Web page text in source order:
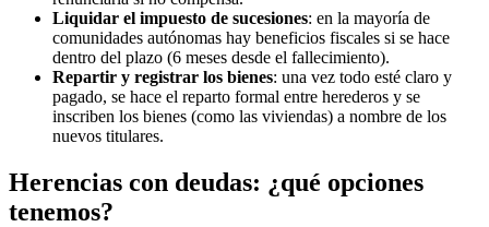
Liquidar el impuesto de sucesiones: en la mayoría de
comunidades autónomas hay beneficios fiscales si se hace
dentro del plazo (6 meses desde el fallecimiento).
Repartir y registrar los bienes: una vez todo esté claro y
pagado, se hace el reparto formal entre herederos y se
inscriben los bienes (como las viviendas) a nombre de los
nuevos titulares.
Herencias con deudas: ¿qué opciones
tenemos?